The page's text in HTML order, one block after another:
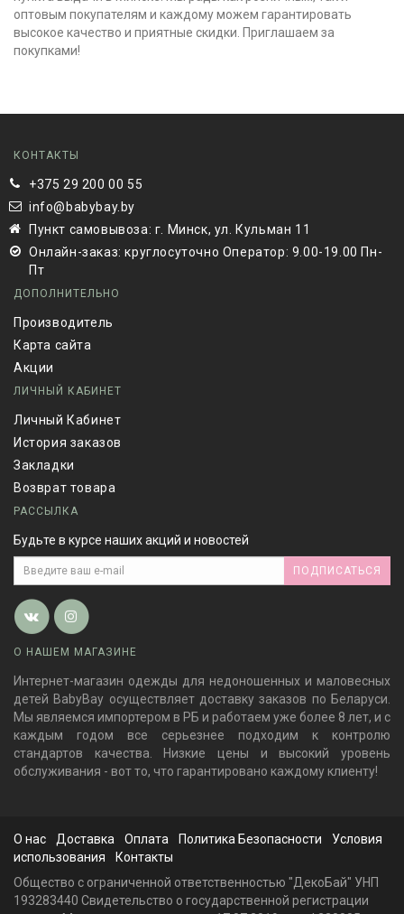
оптовым покупателям и каждому можем гарантировать
высокое качество и приятные скидки. Приглашаем за
покупками!
КОНТАКТЫ
+375 29 200 00 55
info@babybay.by
Пункт самовывоза: г. Минск, ул. Кульман 11
Онлайн-заказ: круглосуточно Оператор: 9.00-19.00 Пн-
Пт
ДОПОЛНИТЕЛЬНО
Производитель
Карта сайта
Акции
ЛИЧНЫЙ КАБИНЕТ
Личный Кабинет
История заказов
Закладки
Возврат товара
РАССЫЛКА
Будьте в курсе наших акций и новостей
ПОДПИСАТЬСЯ
О НАШЕМ МАГАЗИНЕ
Интернет-магазин одежды для недоношенных и маловесных
детей BabyBay осуществляет доставку заказов по Беларуси.
Мы являемся импортером в РБ и работаем уже более 8 лет, и с
каждым годом все серьезнее подходим к контролю
стандартов качества. Низкие цены и высокий уровень
обслуживания - вот то, что гарантировано каждому клиенту!
О нас Доставка Оплата Политика Безопасности
Условия
использования
Контакты
Общество с ограниченной ответственностью "ДекоБай" УНП
193283440 Свидетельство о государственной регистрации